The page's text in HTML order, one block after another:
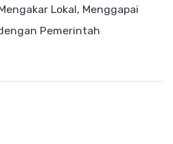
Lokal, Menggapai
Pemerintah